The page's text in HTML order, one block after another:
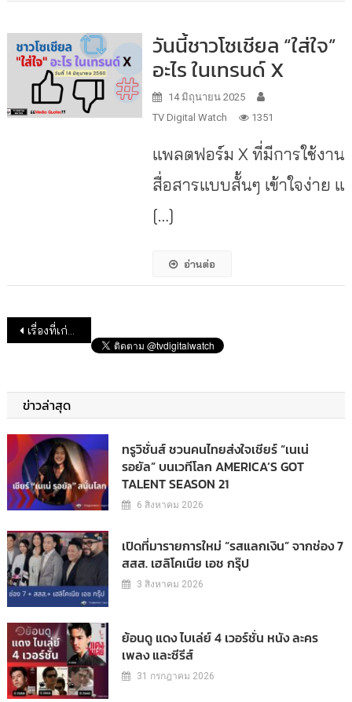
วันนี้ชาวโซเชียล “ใส่ใจ”
อะไร ในเทรนด์ X
14 มิถุนายน 2025
TV Digital Watch
1351
แพลตฟอร์ม X ที่มีการใช้งาน
สื่อสารแบบสั้นๆ เข้าใจง่าย แ
[…]
อ่านต่อ
แนะแนวเรื่อง
เรื่องที่เก่ากว่า
ข่าวล่าสุด
ทรูวิชั่นส์ ชวนคนไทยส่งใจเชียร์ “เนเน่
รอยัล” บนเวทีโลก AMERICA’S GOT
TALENT SEASON 21
6 สิงหาคม 2026
เปิดที่มารายการใหม่ “รสแลกเงิน” จากช่อง 7
สสส. เฮลิโคเนีย เอช กรุ๊ป
3 สิงหาคม 2026
ย้อนดู แดง ไบเล่ย์ 4 เวอร์ชั่น หนัง ละคร
เพลง และซีรีส์
31 กรกฎาคม 2026